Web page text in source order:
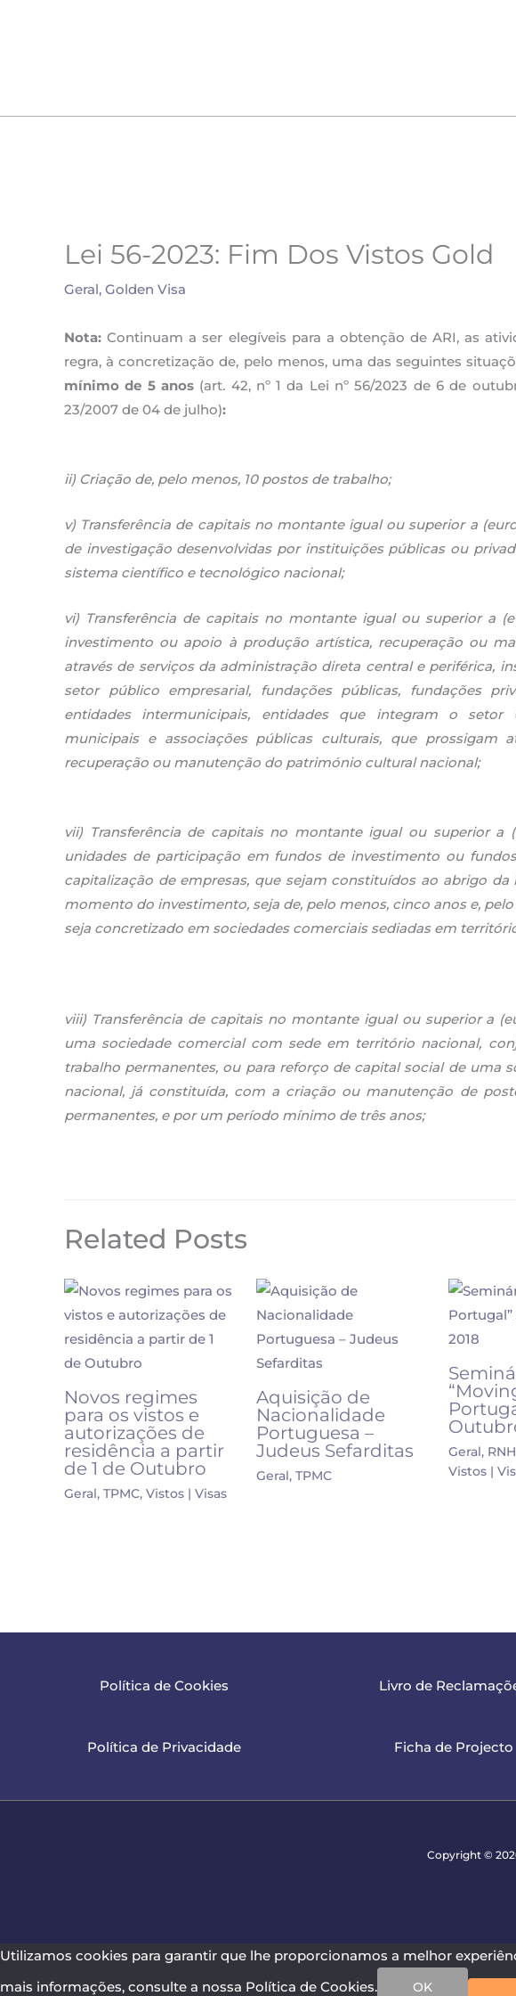
Lei 56-2023: Fim Dos Vistos Gold
Geral, Golden Visa
Nota: Continuam a ser elegíveis para a obtenção de ARI, as
regra, à concretização de, pelo menos, uma das seguintes
mínimo de 5 anos (art. 42, nº 1 da Lei nº 56/2023 de 6 de
23/2007 de 04 de julho):
ii) Criação de, pelo menos, 10 postos de trabalho;
v) Transferência de capitais no montante igual ou superior a
de investigação desenvolvidas por instituições públicas ou
sistema científico e tecnológico nacional;
vi) Transferência de capitais no montante igual ou superior a
investimento ou apoio à produção artística, recuperação ou
através de serviços da administração direta central e periférica,
setor público empresarial, fundações públicas, fundações
entidades intermunicipais, entidades que integram o setor
municipais e associações públicas culturais, que prossigam
recuperação ou manutenção do património cultural nacional;
vii) Transferência de capitais no montante igual ou superior a
unidades de participação em fundos de investimento ou
capitalização de empresas, que sejam constituídos ao abrigo
momento do investimento, seja de, pelo menos, cinco anos e,
seja concretizado em sociedades comerciais sediadas em
viii) Transferência de capitais no montante igual ou superior a
uma sociedade comercial com sede em território nacional,
trabalho permanentes, ou para reforço de capital social de uma
nacional, já constituída, com a criação ou manutenção de
permanentes, e por um período mínimo de três anos;
Related Posts
Novos regimes
para os vistos e
autorizações de
residência a partir
de 1 de Outubro
Geral, TPMC, Vistos | Visas
Aquisição de
Nacionalidade
Portuguesa –
Judeus Sefarditas
Geral, TPMC
Geral,
Vistos |
Política de Cookies
Política de Privacidade
Livro de
Ficha de Projecto
Copyright ©
Utilizamos cookies para garantir que lhe proporcionamos a melhor
mais informações, consulte a nossa Política de Cookies.
OK